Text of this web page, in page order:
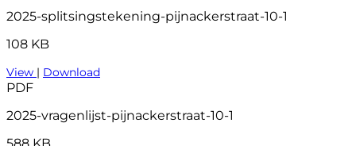
2025-splitsingstekening-pijnackerstraat-10-1
108 KB
View | Download
PDF
2025-vragenlijst-pijnackerstraat-10-1